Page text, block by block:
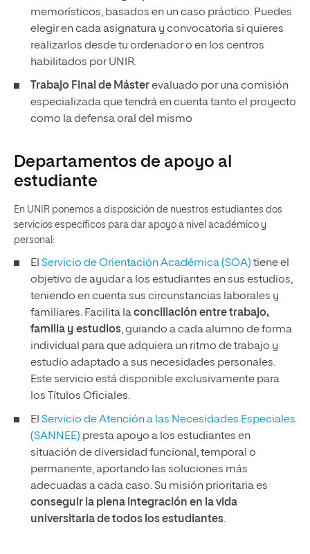
memorísticos, basados en un caso práctico. Puedes
elegir en cada asignatura y convocatoria si quieres
realizarlos desde tu ordenador o en los centros
habilitados por UNIR.
Trabajo Final de Másterevaluado por una comisión
especializada que tendrá en cuenta tanto el proyecto
como la defensa oral del mismo
Departamentos de apoyo al
estudiante
En UNIR ponemos a disposición de nuestros estudiantes dos
servicios específicos para dar apoyo a nivel académico y
personal:
El Servicio de Orientación Académica (SOA) tiene el
objetivo de ayudar a los estudiantes en sus estudios,
teniendo en cuenta sus circunstancias laborales y
familiares. Facilita laconciliación entre trabajo,
familia y estudios, guiando a cada alumno de forma
individual para que adquiera un ritmo de trabajo y
estudio adaptado a sus necesidades personales.
Este servicio está disponible exclusivamente para
los Títulos Oficiales.
El Servicio de Atención a las Necesidades Especiales
(SANNEE) presta apoyo a los estudiantes en
situación de diversidad funcional, temporal o
permanente, aportando las soluciones más
adecuadas a cada caso. Su misión prioritaria es
conseguir la plena integración en la vida
universitaria de todos los estudiantes.